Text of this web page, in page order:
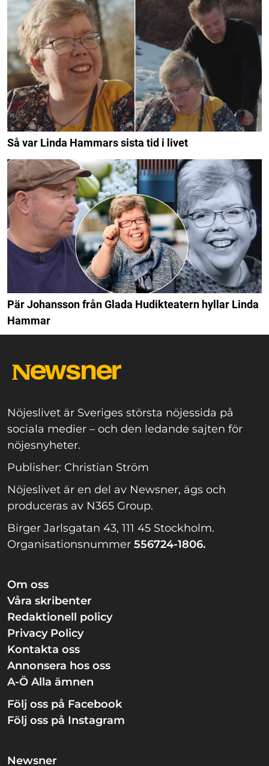
Så var Linda Hammars sista tid i livet
Pär Johansson från Glada Hudikteatern hyllar Linda
Hammar
Nöjeslivet är Sveriges största nöjessida på
sociala medier – och den ledande sajten för
nöjesnyheter.
Publisher: Christian Ström
Nöjeslivet är en del av Newsner, ägs och
produceras av N365 Group.
Birger Jarlsgatan 43, 111 45 Stockholm.
Organisationsnummer 556724-1806.
Om oss
Våra skribenter
Redaktionell policy
Privacy Policy
Kontakta oss
Annonsera hos oss
A-Ö Alla ämnen
Följ oss på Facebook
Följ oss på Instagram
Newsner